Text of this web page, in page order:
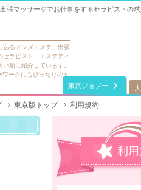
張マッサージでお仕事をするセラピストの求
あるメンズエステ、出張
セラピスト、エステティ
順に紹介しています。
ワークにもぴったりの女
東京ジョブー
東京版トップ 利用規約
利